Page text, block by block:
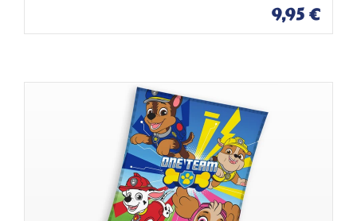
s
t
e
9,95 €
s
t
e